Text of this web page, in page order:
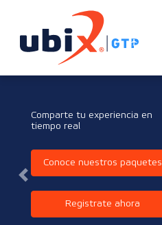
Comparte tu experiencia en
tiempo real
Conoce nuestros paquetes
Registrate ahora
Previous